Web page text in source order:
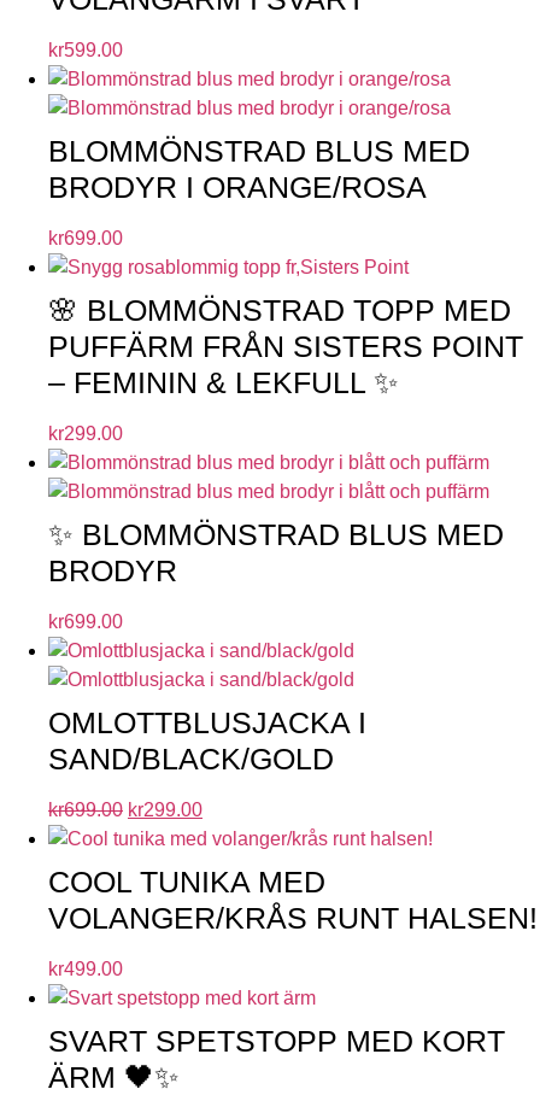
kr599.00
BLOMMÖNSTRAD BLUS MED
BRODYR I ORANGE/ROSA
kr699.00
🌸 BLOMMÖNSTRAD TOPP MED
PUFFÄRM FRÅN SISTERS POINT
– FEMININ & LEKFULL ✨
kr299.00
✨ BLOMMÖNSTRAD BLUS MED
BRODYR
kr699.00
OMLOTTBLUSJACKA I
SAND/BLACK/GOLD
kr699.00 kr299.00
COOL TUNIKA MED
VOLANGER/KRÅS RUNT HALSEN!
kr499.00
SVART SPETSTOPP MED KORT
ÄRM 🖤✨